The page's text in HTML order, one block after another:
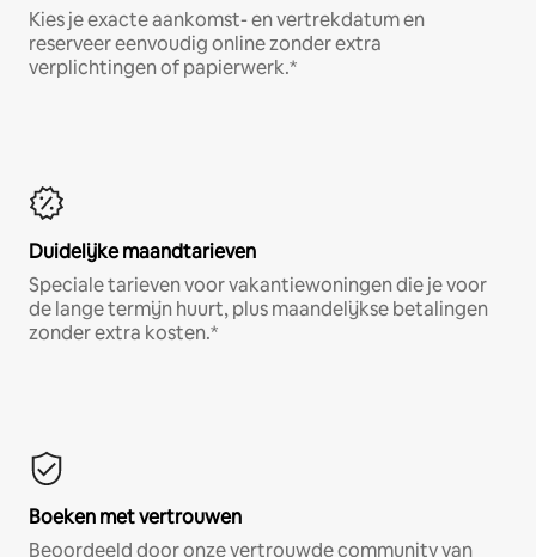
Kies je exacte aankomst- en vertrekdatum en
reserveer eenvoudig online zonder extra
verplichtingen of papierwerk.*
Duidelijke maandtarieven
Speciale tarieven voor vakantiewoningen die je voor
de lange termijn huurt, plus maandelijkse betalingen
zonder extra kosten.*
Boeken met vertrouwen
Beoordeeld door onze vertrouwde community van